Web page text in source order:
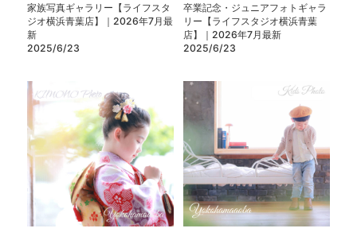
家族写真ギャラリー【ライフスタ
ジオ横浜青葉店】｜2026年7月最
新
2025/6/23
卒業記念・ジュニアフォトギャラ
リー【ライフスタジオ横浜青葉
店】｜2026年7月最新
2025/6/23